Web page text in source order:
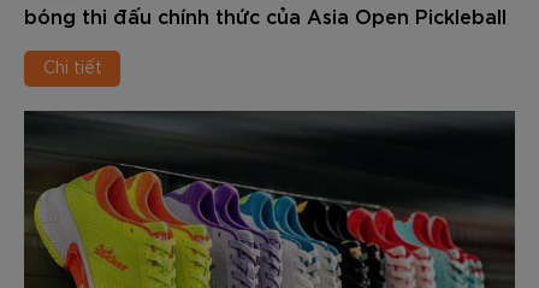
bóng thi đấu chính thức của Asia Open Pickleball
Chi tiết